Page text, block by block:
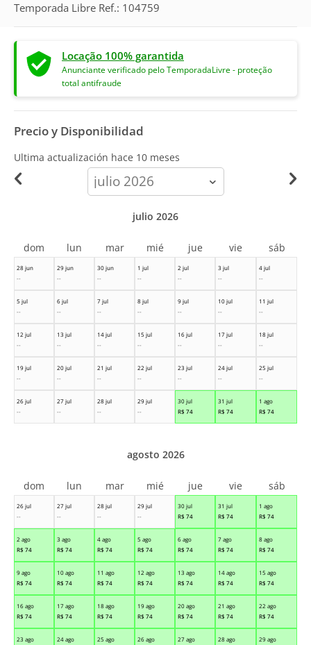
Temporada Libre Ref.: 104759
Locação 100% garantida
Anunciante verificado pelo TemporadaLivre - proteção
total antifraude
Precio y Disponibilidad
Ultima actualización hace 10 meses
calendar-
month
28 jun
--
29 jun
--
30 jun
--
1 jul
--
2 jul
--
3 jul
--
4 jul
--
5 jul
--
6 jul
--
7 jul
--
8 jul
--
9 jul
--
10 jul
--
11 jul
--
12 jul
--
13 jul
--
14 jul
--
15 jul
--
16 jul
--
17 jul
--
18 jul
--
19 jul
--
20 jul
--
21 jul
--
22 jul
--
23 jul
--
24 jul
--
25 jul
--
26 jul
--
27 jul
--
28 jul
--
29 jul
--
30 jul
R$ 74
31 jul
R$ 74
1 ago
R$ 74
julio 2026
dom lun mar mié jue vie sáb
26 jul
--
27 jul
--
28 jul
--
29 jul
--
30 jul
R$ 74
31 jul
R$ 74
1 ago
R$ 74
2 ago
R$ 74
3 ago
R$ 74
4 ago
R$ 74
5 ago
R$ 74
6 ago
R$ 74
7 ago
R$ 74
8 ago
R$ 74
9 ago
R$ 74
10 ago
R$ 74
11 ago
R$ 74
12 ago
R$ 74
13 ago
R$ 74
14 ago
R$ 74
15 ago
R$ 74
16 ago
R$ 74
17 ago
R$ 74
18 ago
R$ 74
19 ago
R$ 74
20 ago
R$ 74
21 ago
R$ 74
22 ago
R$ 74
23 ago
24 ago
25 ago
26 ago
27 ago
28 ago
29 ago
agosto 2026
dom lun mar mié jue vie sáb